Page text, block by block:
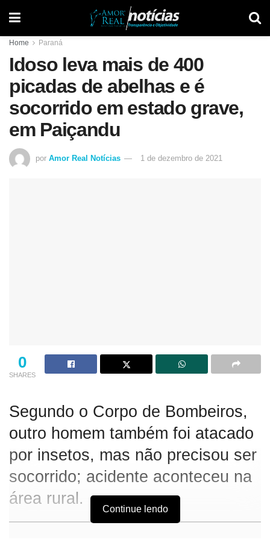
Home Paraná
Idoso leva mais de 400
picadas de abelhas e é
socorrido em estado grave,
em Paiçandu
por Amor Real Notícias 1 de dezembro de 2021
0
SHARES
Segundo o Corpo de Bombeiros,
outro homem também foi atacado
por insetos, mas não precisou ser
socorrido; acidente aconteceu na
área rural.
Continue lendo